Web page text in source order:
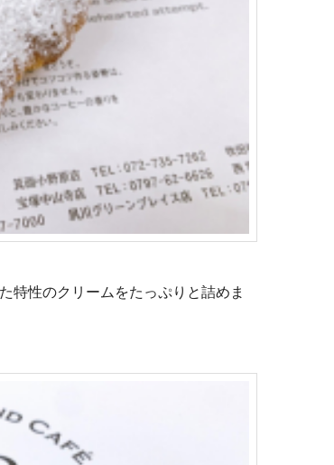
特性のクリームをたっぷりと詰めま